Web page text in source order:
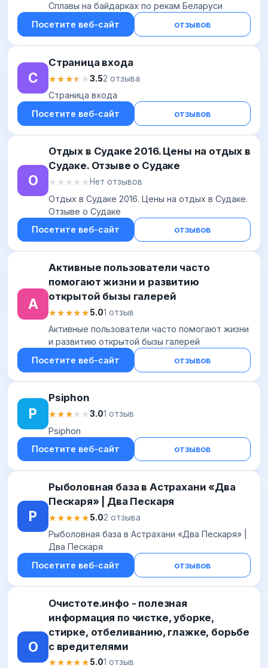
Сплавы на байдарках по рекам Беларуси
Посетите веб-сайт
отзывов
С
Страница входа
★★★★★
★★★★★3.52 отзыва
Страница входа
Посетите веб-сайт
отзывов
О
Отдых в Судаке 2016. Цены на отдых в
Судаке. Отзыве о Судаке
★★★★★
★★★★★ Нет отзывов
Отдых в Судаке 2016. Цены на отдых в Судаке.
Отзыве о Судаке
Посетите веб-сайт
отзывов
А
Активные пользователи часто
помогают жизни и развитию
открытой бызы галерей
★★★★★
★★★★★5.01 отзыв
Активные пользователи часто помогают жизни
и развитию открытой бызы галерей
Посетите веб-сайт
отзывов
P
Psiphon
★★★★★
★★★★★3.01 отзыв
Psiphon
Посетите веб-сайт
отзывов
Р
Рыболовная база в Астрахани «Два
Пескаря» | Два Пескаря
★★★★★
★★★★★5.02 отзыва
Рыболовная база в Астрахани «Два Пескаря» |
Два Пескаря
Посетите веб-сайт
отзывов
О
Очистоте.инфо - полезная
информация по чистке, уборке,
стирке, отбеливанию, глажке, борьбе
с вредителями
★★★★★
★★★★★5.01 отзыв